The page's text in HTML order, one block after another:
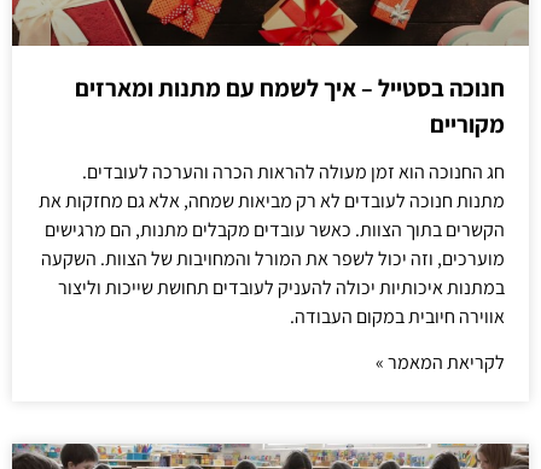
חנוכה בסטייל – איך לשמח עם מתנות ומארזים
מקוריים
חג החנוכה הוא זמן מעולה להראות הכרה והערכה לעובדים.
מתנות חנוכה לעובדים לא רק מביאות שמחה, אלא גם מחזקות את
הקשרים בתוך הצוות. כאשר עובדים מקבלים מתנות, הם מרגישים
מוערכים, וזה יכול לשפר את המורל והמחויבות של הצוות. השקעה
במתנות איכותיות יכולה להעניק לעובדים תחושת שייכות וליצור
אווירה חיובית במקום העבודה.
לקריאת המאמר »